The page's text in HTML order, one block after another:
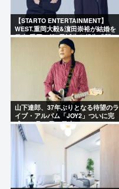
【STARTO ENTERTAINMENT】
WEST.重岡大毅&濵田崇裕が結婚を
発表 重岡は第1子誕生も報告「新し
い命迎えた」メンバー過半数が既婚
山下達郎、37年ぶりとなる待望のラ
イブ・アルバム「JOY2」ついに完
成、10月14日に発売